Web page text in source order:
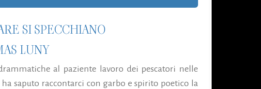
SI SPECCHIANO
LUNY
al paziente lavoro dei pescatori nelle
ha saputo raccontarci con garbo e spirito poetico la